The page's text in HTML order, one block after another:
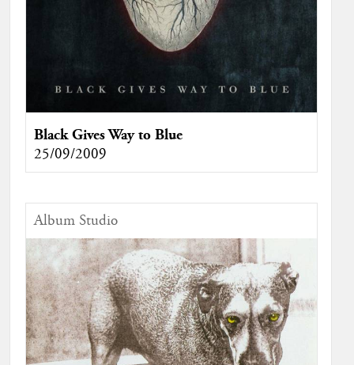
Black Gives Way to Blue
25/09/2009
Album Studio